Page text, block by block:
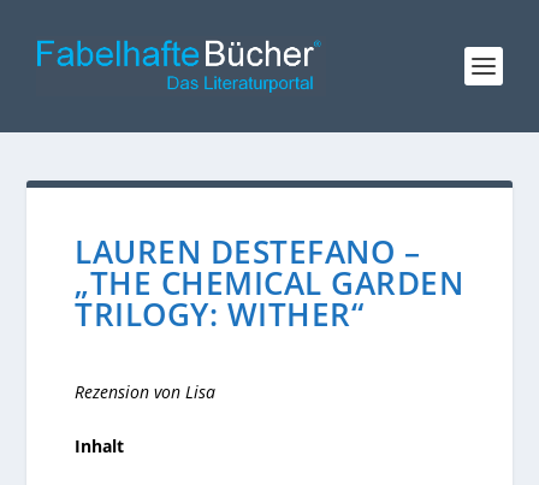
LAUREN DESTEFANO –
„THE CHEMICAL GARDEN
TRILOGY: WITHER“
Rezension von Lisa
Inhalt